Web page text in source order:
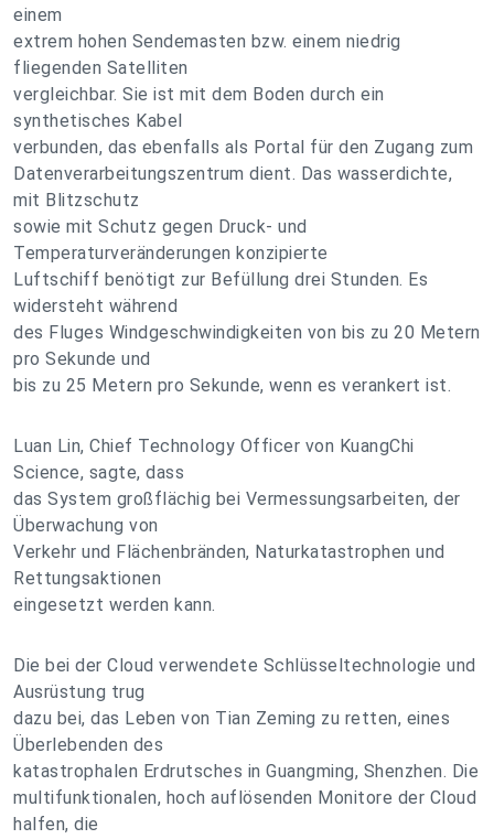
einem
extrem hohen Sendemasten bzw. einem niedrig
fliegenden Satelliten
vergleichbar. Sie ist mit dem Boden durch ein
synthetisches Kabel
verbunden, das ebenfalls als Portal für den Zugang zum
Datenverarbeitungszentrum dient. Das wasserdichte,
mit Blitzschutz
sowie mit Schutz gegen Druck- und
Temperaturveränderungen konzipierte
Luftschiff benötigt zur Befüllung drei Stunden. Es
widersteht während
des Fluges Windgeschwindigkeiten von bis zu 20 Metern
pro Sekunde und
bis zu 25 Metern pro Sekunde, wenn es verankert ist.
Luan Lin, Chief Technology Officer von KuangChi
Science, sagte, dass
das System großflächig bei Vermessungsarbeiten, der
Überwachung von
Verkehr und Flächenbränden, Naturkatastrophen und
Rettungsaktionen
eingesetzt werden kann.
Die bei der Cloud verwendete Schlüsseltechnologie und
Ausrüstung trug
dazu bei, das Leben von Tian Zeming zu retten, eines
Überlebenden des
katastrophalen Erdrutsches in Guangming, Shenzhen. Die
multifunktionalen, hoch auflösenden Monitore der Cloud
halfen, die